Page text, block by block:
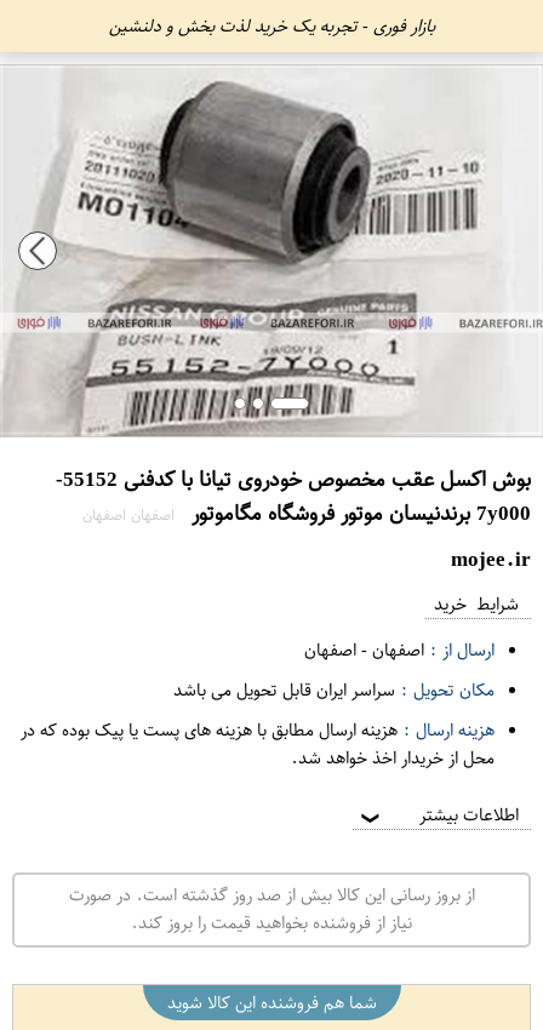
بازار فوری - تجربه یک خرید لذت بخش و دلنشین
بوش اکسل عقب مخصوص خودروی تیانا با کدفنی 55152-
7y000 برندنیسان موتور فروشگاه مگاموتور
اصفهان اصفهان
mojee.ir
شرایط خرید
ارسال از : اصفهان-اصفهان
مکان تحویل : سراسر ایران قابل تحویل می باشد
هزینه ارسال : هزینه ارسال مطابق با هزینه های پست یا پیک بوده که در
محل از خریدار اخذ خواهد شد.
اطلاعات بیشتر ❯
از بروز رسانی این کالا بیش از صد روز گذشته است. در صورت
نیاز از فروشنده بخواهید قیمت را بروز کند.
شما هم فروشنده این کالا شوید